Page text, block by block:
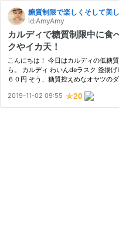
糖質制限で楽しくそして美し
id:AmyAmy
カルディで糖質制限中に食
クやイカ天！
こんにちは！ 今日はカルディの低糖
ら。 カルディ わいんdeラスク 釜揚
６０円 そう、糖質控えめなオヤツの
ります。 www.mosarahanne.com 内
も…
2019-11-02 09:55